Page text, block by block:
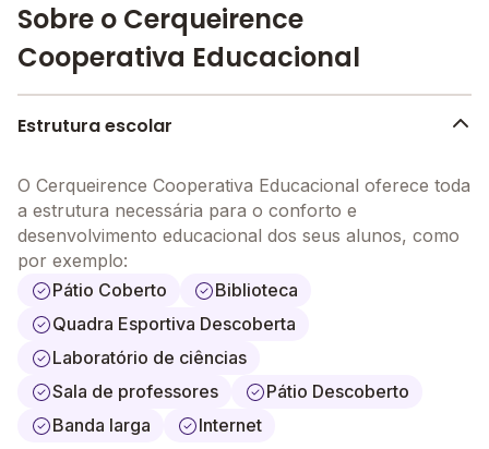
Sobre o Cerqueirence
Cooperativa Educacional
Estrutura escolar
O Cerqueirence Cooperativa Educacional oferece toda
a estrutura necessária para o conforto e
desenvolvimento educacional dos seus alunos, como
por exemplo:
Pátio Coberto
Biblioteca
Quadra Esportiva Descoberta
Laboratório de ciências
Sala de professores
Pátio Descoberto
Banda larga
Internet